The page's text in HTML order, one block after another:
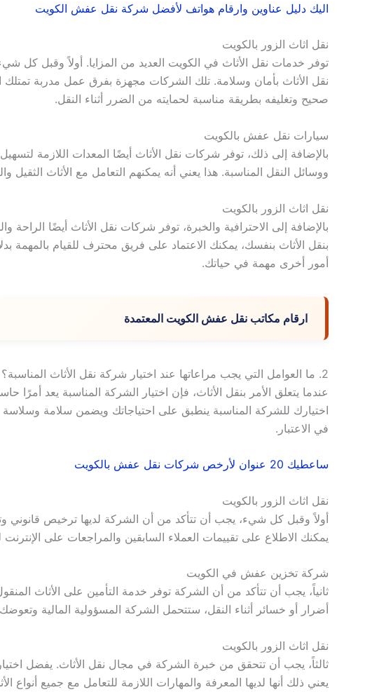
اليك دليل عناوين وارقام هواتف لأفضل شركة نقل عفش الكويت
نقل اثاث الزور بالكويت
توفر خدمات نقل الأثاث في الكويت العديد من المزايا. أولاً وقبل كل
نقل الأثاث بأمان وسلامة. تلك الشركات مجهزة بفرق عمل مدربة تمتلك
صحيح وتغليفه بطريقة مناسبة لحمايته من الضرر أثناء النقل.
سيارات نقل عفش بالكويت
بالإضافة إلى ذلك، توفر شركات نقل الأثاث أيضًا المعدات اللازمة لتسهيل
ووسائل النقل المناسبة. هذا يعني أنه يمكنهم التعامل مع الأثاث الثقيل
نقل اثاث الزور بالكويت
بالإضافة إلى الاحترافية والخبرة، توفر شركات نقل الأثاث أيضًا الراحة
بنقل الأثاث بنفسك، يمكنك الاعتماد على فريق محترف للقيام بالمهمة
أمور أخرى مهمة في حياتك.
ارقام مكاتب نقل عفش الكويت المعتمدة
2. ما العوامل التي يجب مراعاتها عند اختيار شركة نقل الأثاث المناسبة؟
عندما يتعلق الأمر بنقل الأثاث، فإن اختيار الشركة المناسبة يعد أمرًا
اختيارك للشركة المناسبة ينطبق على احتياجاتك ويضمن سلامة
في الاعتبار.
ساعطيك 20 عنوان لأرخص شركات نقل عفش بالكويت
نقل اثاث الزور بالكويت
أولاً وقبل كل شيء، يجب أن تتأكد من أن الشركة لديها ترخيص
يمكنك الاطلاع على تقييمات العملاء السابقين والمراجعات على
شركة تخزين عفش في الكويت
ثانياً، يجب أن تتأكد من أن الشركة توفر خدمة التأمين على الأثاث
أضرار أو خسائر أثناء النقل، ستتحمل الشركة المسؤولية المالية
نقل اثاث الزور بالكويت
ثالثاً، يجب أن تتحقق من خبرة الشركة في مجال نقل الأثاث. يفضل
يعني ذلك أنها لديها المعرفة والمهارات اللازمة للتعامل مع جميع أنواع